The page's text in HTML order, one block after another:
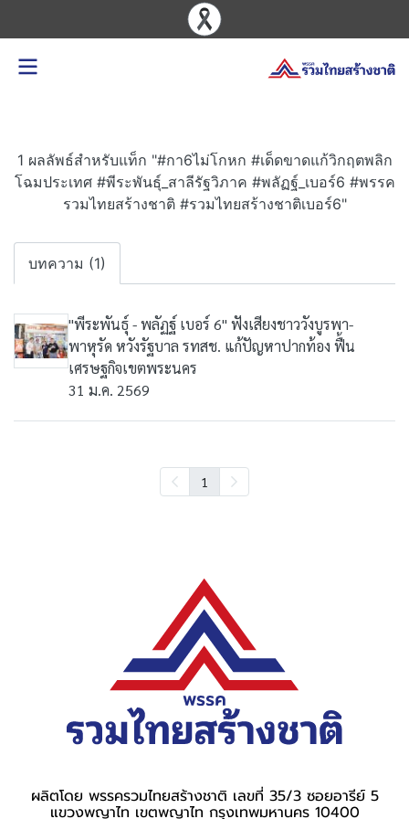
1 ผลลัพธ์สำหรับแท็ก "#กา6ไม่โกหก #เด็ดขาดแก้วิกฤตพลิก
โฉมประเทศ #พีระพันธุ์_สาลีรัฐวิภาค #พลัฏฐ์_เบอร์6 #พรรค
รวมไทยสร้างชาติ #รวมไทยสร้างชาติเบอร์6"
บทความ (1)
"พีระพันธุ์ - พลัฏฐ์ เบอร์ 6" ฟังเสียงชาววังบูรพา-
พาหุรัด หวังรัฐบาล รทสช. แก้ปัญหาปากท้อง ฟื้น
เศรษฐกิจเขตพระนคร
31 ม.ค. 2569
1
ผลิตโดย พรรครวมไทยสร้างชาติ เลขที่ 35/3 ซอยอารีย์ 5
แขวงพญาไท เขตพญาไท กรุงเทพมหานคร 10400